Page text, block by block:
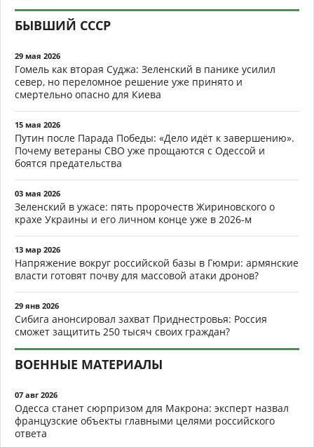
БЫВШИЙ СССР
29 мая 2026
Гомель как вторая Суджа: Зеленский в панике усилил
север, но переломное решение уже принято и
смертельно опасно для Киева
15 мая 2026
Путин после Парада Победы: «Дело идёт к завершению».
Почему ветераны СВО уже прощаются с Одессой и
боятся предательства
03 мая 2026
Зеленский в ужасе: пять пророчеств Жириновского о
крахе Украины и его личном конце уже в 2026-м
13 мар 2026
Напряжение вокруг российской базы в Гюмри: армянские
власти готовят почву для массовой атаки дронов?
29 янв 2026
Сибига анонсировал захват Приднестровья: Россия
сможет защитить 250 тысяч своих граждан?
ВОЕННЫЕ МАТЕРИАЛЫ
07 авг 2026
Одесса станет сюрпризом для Макрона: эксперт назвал
французские объекты главными целями российского
ответа